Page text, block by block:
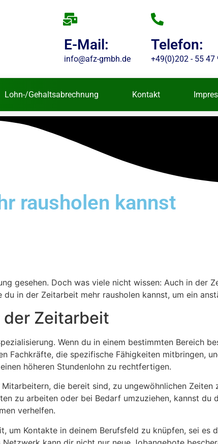
E-Mail:
info@afz-gmbh.de
Telefon:
+49(0)202 - 55 47
Lohn-/Gehaltsabrechnung Kontakt
rausholen kannst
gesehen. Doch was viele nicht wissen: Auch in der
in der Zeitarbeit mehr rausholen kannst, um ein
der Zeitarbeit
Wenn du in einem bestimmten Bereich
Fachkräfte, die spezifische Fähigkeiten mitbringen,
höheren Stundenlohn zu rechtfertigen.
die bereit sind, zu ungewöhnlichen
zu arbeiten oder bei Bedarf umzuziehen, kannst du
verhelfen.
um Kontakte in deinem Berufsfeld zu knüpfen, sei es